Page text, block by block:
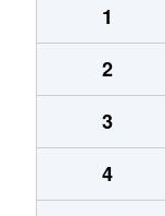
1
2
3
4